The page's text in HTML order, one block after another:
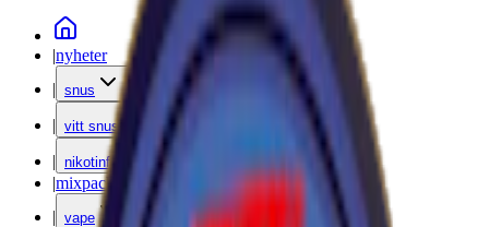
|nyheter
| snus
| vitt snus
| nikotinfritt
|mixpack
| vape